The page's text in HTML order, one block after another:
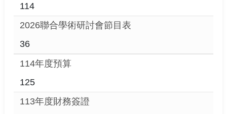
114
2026聯合學術研討會節目表
36
114年度預算
125
113年度財務簽證